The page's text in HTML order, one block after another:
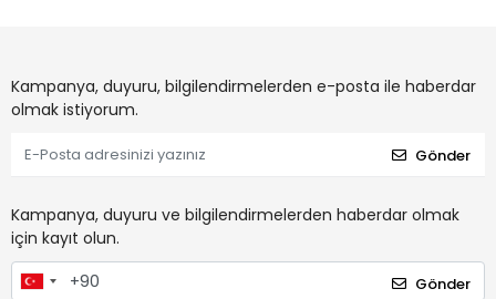
Kampanya, duyuru, bilgilendirmelerden e-posta ile haberdar
olmak istiyorum.
Gönder
Kampanya, duyuru ve bilgilendirmelerden haberdar olmak
için kayıt olun.
Gönder